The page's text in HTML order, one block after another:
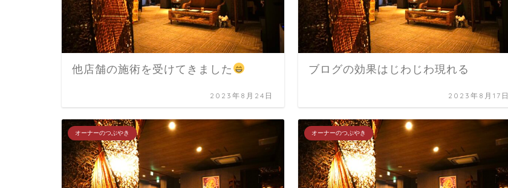
他店舗の施術を受けてきました
2023年8月24日
ブログの効果はじわじわ現れる
2023年8月17日
オーナーのつぶやき オーナーのつぶやき